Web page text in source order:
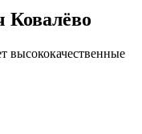
высококачественные